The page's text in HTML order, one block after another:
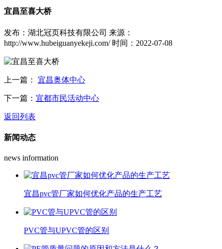
宜昌至喜大桥
发布：湖北冠页科技有限公司 来源：
http://www.hubeiguanyekeji.com/ 时间：2022-07-08
上一篇： 宜昌奥体中心
下一篇： 宜都市民活动中心
返回列表
新闻动态
news information
宜昌pvc管厂家如何优化产品的生产工艺
PVC管与UPVC管的区别